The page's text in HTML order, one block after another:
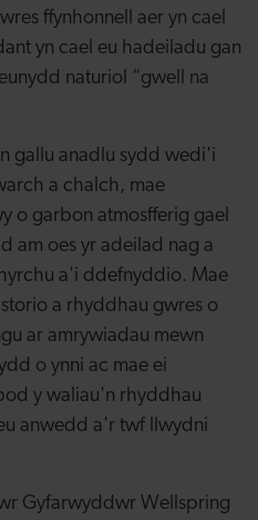
ffynhonnell aer yn cael
yn cael eu hadeiladu gan
naturiol “gwell na
gallu anadlu sydd wedi'i
a chalch, mae
o garbon atmosfferig gael
am oes yr adeilad nag a
a'i ddefnyddio. Mae
a rhyddhau gwres o
ar amrywiadau mewn
o ynni ac mae ei
y waliau'n rhyddhau
anwedd a'r twf llwydni
Gyfarwyddwr Wellspring